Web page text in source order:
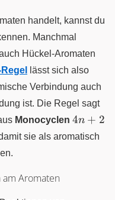
handelt, kannst du
Manchmal
Hückel-Aromaten
lässt sich also
Verbindung auch
ist. Die Regel sagt
Monocyclen 4n+2
4n + 2
sie als aromatisch
Aromaten